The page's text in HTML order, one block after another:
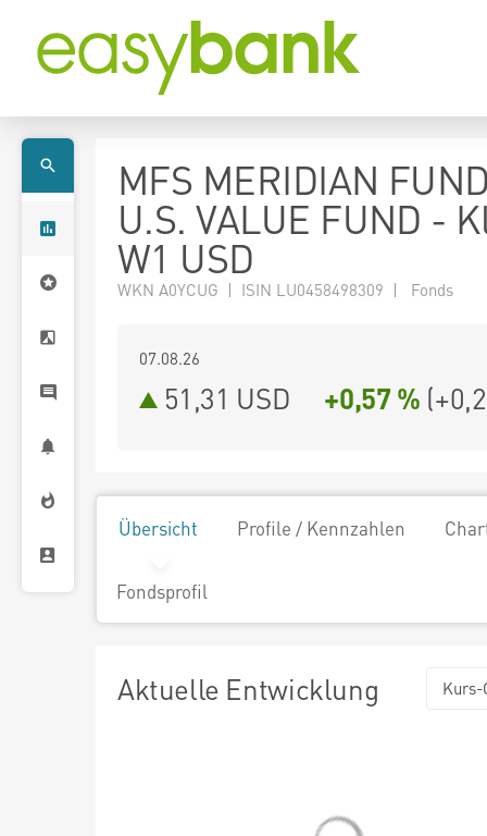
MFS MERIDIAN
U.S. VALUE FUND -
W1 USD
WKN A0YCUG | ISIN LU0458498309 | Fonds
07.08.26
51,31 USD +0,57 % (
Übersicht Profile / Kennzahlen
Fondsprofil
Aktuelle Entwicklung Kurs-